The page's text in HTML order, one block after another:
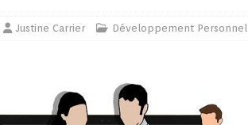
Justine Carrier Développement Personnel